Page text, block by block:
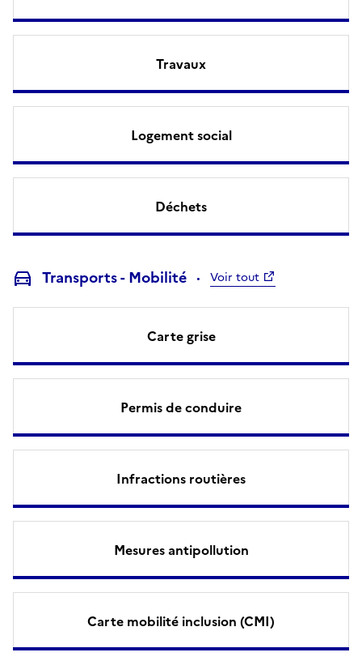
Travaux
Logement social
Déchets
Transports - Mobilité Voir tout
Carte grise
Permis de conduire
Infractions routières
Mesures antipollution
Carte mobilité inclusion (CMI)